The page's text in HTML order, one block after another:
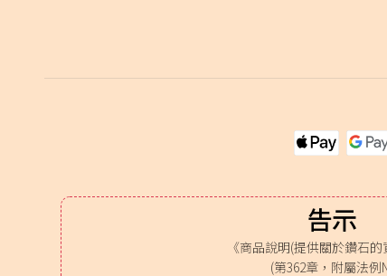
告示
《商品說明(提供關於鑽石的
(第362章，附屬法例